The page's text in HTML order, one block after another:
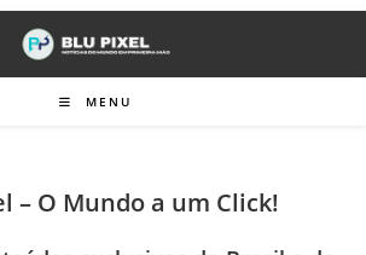
MENU
– O Mundo a um Click!